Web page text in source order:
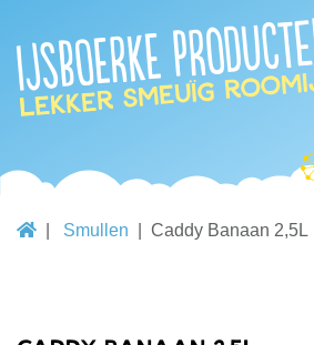
IJsboerke
lekker smeuïg
Smullen Caddy Banaan 2,5L